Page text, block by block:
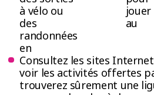
à vélo ou
des
randonnées
en
jouer
au
Consultez les sites
voir les activités offertes
trouverez sûrement une